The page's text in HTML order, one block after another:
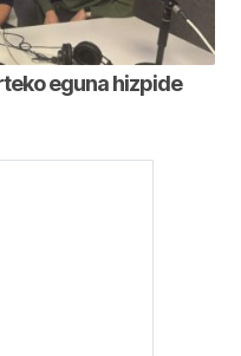
eguna hizpide